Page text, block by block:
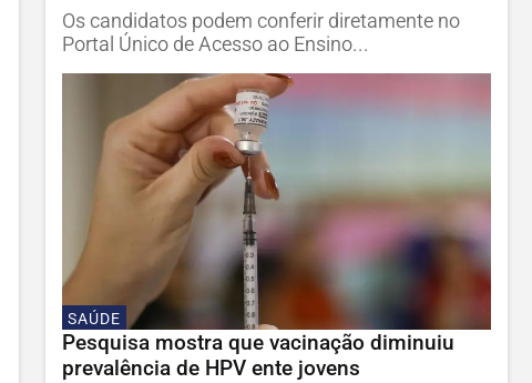
Os candidatos podem conferir diretamente no
Portal Único de Acesso ao Ensino...
SAÚDE
Pesquisa mostra que vacinação diminuiu
prevalência de HPV ente jovens